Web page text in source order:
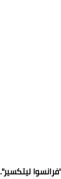
ليتكسير".